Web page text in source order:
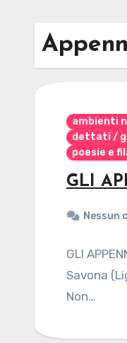
ambienti
dettati /
poesie e
GLI
Nessun
GLI
Savona
Non…